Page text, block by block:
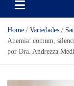
Home Variedades
Anemia: comum,
por Dra. Andrezza